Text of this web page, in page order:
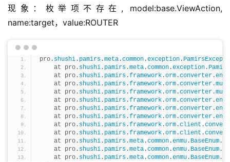
现象：枚举项不存在, model:base.ViewAction,
name:target，value:ROUTER
pro. shushi . pamirs .meta .common .exception .
    at pro.
shushi . pamirs .meta .common .exception .
    at pro.
shushi . pamirs .framework .orm .converter .
    at pro.
shushi . pamirs .framework .orm .converter .
    at pro.
shushi . pamirs .framework .orm .converter .
    at pro.
shushi . pamirs .framework .orm .converter .
    at pro.
shushi . pamirs .framework .orm .converter .
    at pro.
shushi . pamirs .framework .orm .converter .
    at pro.
shushi . pamirs .framework .orm .client .
    at pro.
shushi . pamirs .framework .orm .client .
    at pro.
shushi . pamirs .meta .common .enmu . BaseEnum .
    at pro.
shushi . pamirs .meta .common .enmu . BaseEnum .
    at pro.
shushi . pamirs .meta .common .enmu . BaseEnum .